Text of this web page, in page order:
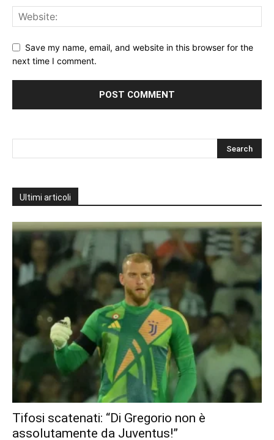
Save my name, email, and website in this browser for the
next time I comment.
Ultimi articoli
Tifosi scatenati: “Di Gregorio non è
assolutamente da Juventus!”